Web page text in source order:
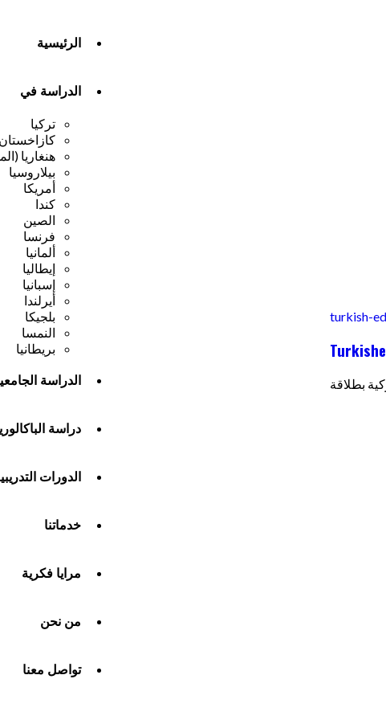
بطلاقة
الرئيسية
الدراسة في
تركيا
هنغاريا
بيلاروسيا
أمريكا
كندا
الصين
فرنسا
ألمانيا
إيطاليا
إسبانيا
أيرلندا
بلجيكا
النمسا
بريطانيا
الدراسة
دراسة
الدورات
خدماتنا
مرايا فكرية
من نحن
تواصل معنا